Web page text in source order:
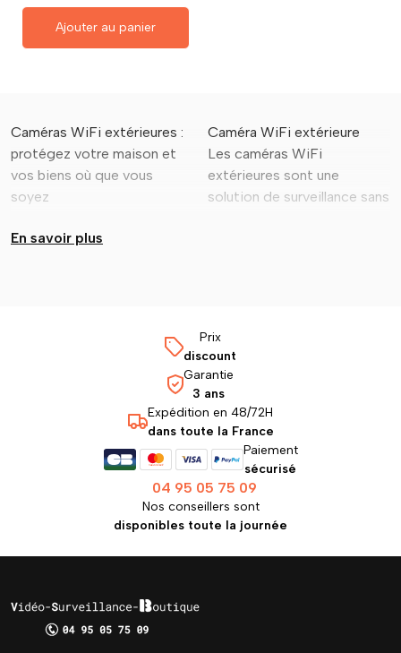
Ajouter au panier
Caméras WiFi extérieures :
protégez votre maison et
vos biens où que vous
soyez
Caméra WiFi extérieure
Les caméras WiFi
extérieures sont une
solution de surveillance sans
surveiller votre maison ou
votre entreprise depuis
n'importe où dans le monde.
24h/24 et 7j/7, même dans
des conditions
En savoir plus
Prix
discount
Garantie
3 ans
Expédition en 48/72H
dans toute la France
Paiement
sécurisé
04 95 05 75 09
Nos conseillers sont
disponibles toute la journée